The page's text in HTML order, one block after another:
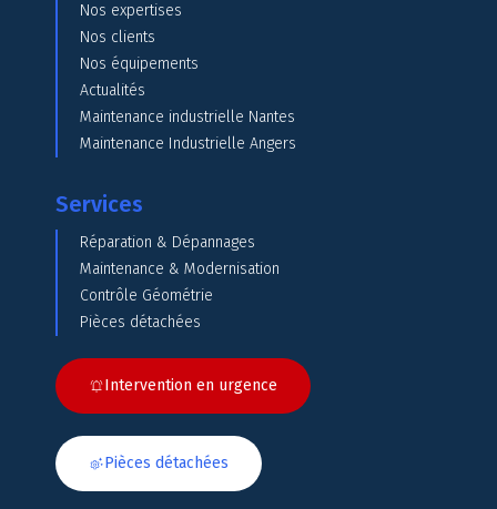
Nos expertises
Nos clients
Nos équipements
Actualités
Maintenance industrielle Nantes
Maintenance Industrielle Angers
Services
Réparation & Dépannages
Maintenance & Modernisation
Contrôle Géométrie
Pièces détachées
Intervention en urgence
Pièces détachées